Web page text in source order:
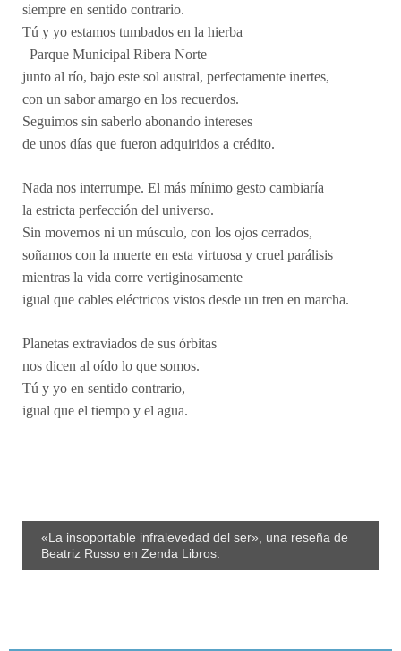
siempre en sentido contrario.
Tú y yo estamos tumbados en la hierba
–Parque Municipal Ribera Norte–
junto al río, bajo este sol austral, perfectamente inertes,
con un sabor amargo en los recuerdos.
Seguimos sin saberlo abonando intereses
de unos días que fueron adquiridos a crédito.
Nada nos interrumpe. El más mínimo gesto cambiaría
la estricta perfección del universo.
Sin movernos ni un músculo, con los ojos cerrados,
soñamos con la muerte en esta virtuosa y cruel parálisis
mientras la vida corre vertiginosamente
igual que cables eléctricos vistos desde un tren en marcha.
Planetas extraviados de sus órbitas
nos dicen al oído lo que somos.
Tú y yo en sentido contrario,
igual que el tiempo y el agua.
«La insoportable infralevedad del ser», una reseña de
Beatriz Russo en Zenda Libros.